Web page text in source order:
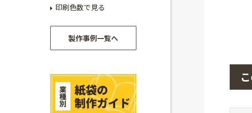
印刷色数で見る
製作事例一覧へ